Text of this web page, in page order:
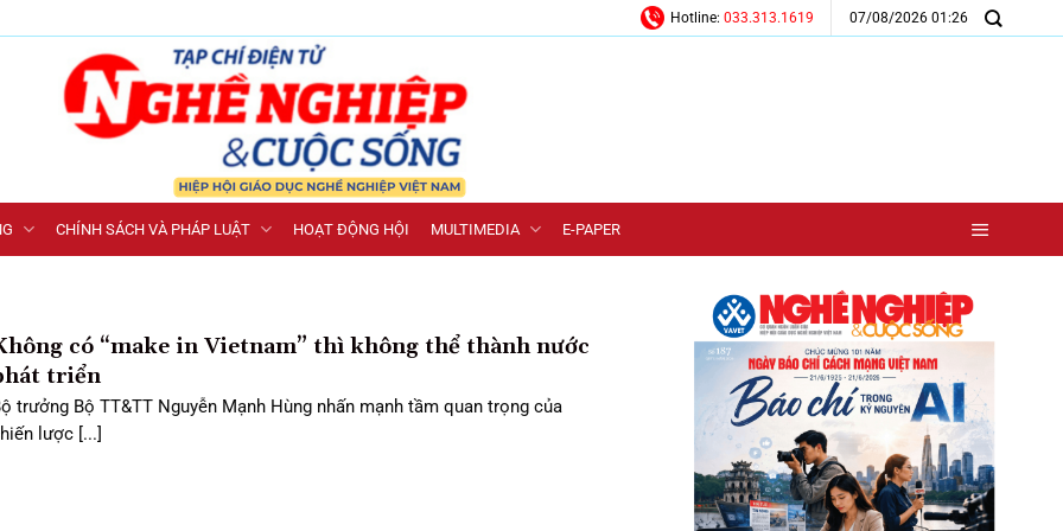
Hotline: 033.313.1619 07/08/2026 01:26
CHÍNH SÁCH VÀ PHÁP LUẬT HOẠT ĐỘNG HỘI MULTIMEDIA E-PAPER
có “make in Vietnam” thì không thể thành nước
triển
trưởng Bộ TT&TT Nguyễn Mạnh Hùng nhấn mạnh tầm quan trọng của
lược [...]